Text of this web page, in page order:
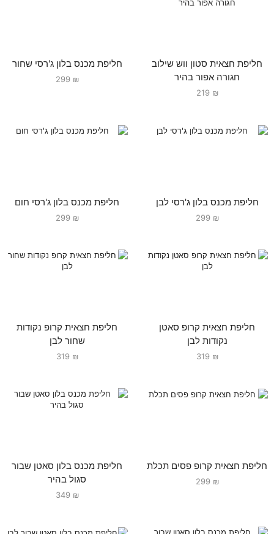
חליפת חצאית סטון ווש שילוב
חגורה אפור בהיר
219 ₪
חליפת מכנס בלון ג'רסי שחור
299 ₪
חליפת מכנס בלון ג'רסי לבן
299 ₪
חליפת מכנס בלון ג'רסי חום
299 ₪
חליפת חצאית קרופ סאטן
נקודות לבן
319 ₪
חליפת חצאית קרופ נקודות
שחור לבן
319 ₪
חליפת חצאית קרופ פסים תכלת
299 ₪
חליפת מכנס בלון סאטן שבור
סגול בהיר
349 ₪